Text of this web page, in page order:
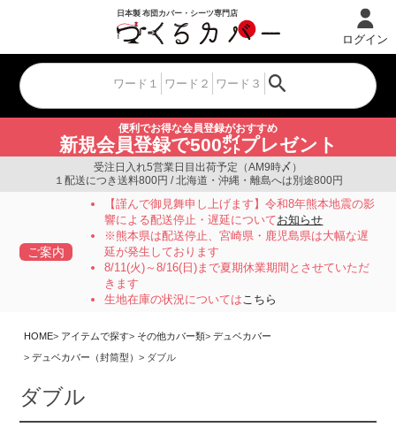
便利でお得な会員登録がおすすめ
新規会員登録で500㌽プレゼント
ログイン
受注日入れ5営業日目出荷予定（AM9時〆）
１配送につき送料800円 / 北海道・沖縄・離島へは別途800円
ご案内
【謹んで御見舞申し上げます】令和8年熊本地震の影
響による配送停止・遅延についてお知らせ
※熊本県は配送停止、宮崎県・鹿児島県は大幅な遅
延が発生しております
8/11(火)～8/16(日)まで夏期休業期間とさせていただ
きます
生地在庫の状況についてはこちら
HOME アイテムで探す その他カバー類
デュベカバー
デュベカバー（封筒型）
ダブル
ダブル